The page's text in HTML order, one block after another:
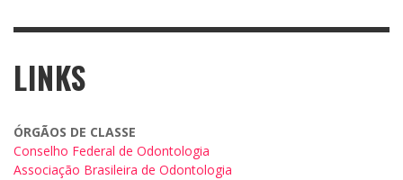
LINKS
ÓRGÃOS DE CLASSE
Conselho Federal de Odontologia
Associação Brasileira de Odontologia